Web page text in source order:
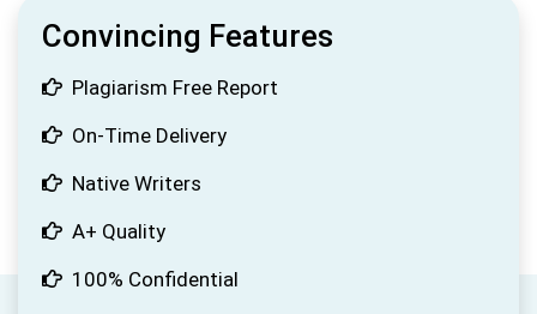
Convincing Features
Plagiarism Free Report
On-Time Delivery
Native Writers
A+ Quality
100% Confidential